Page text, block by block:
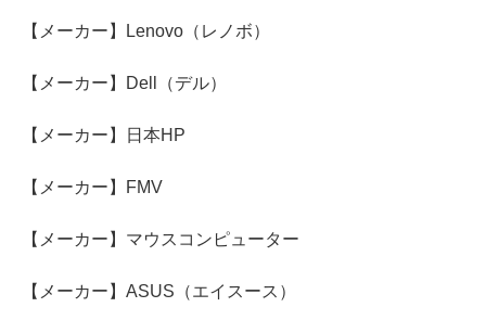
【メーカー】Lenovo（レノボ）
【メーカー】Dell（デル）
【メーカー】日本HP
【メーカー】FMV
【メーカー】マウスコンピューター
【メーカー】ASUS（エイスース）